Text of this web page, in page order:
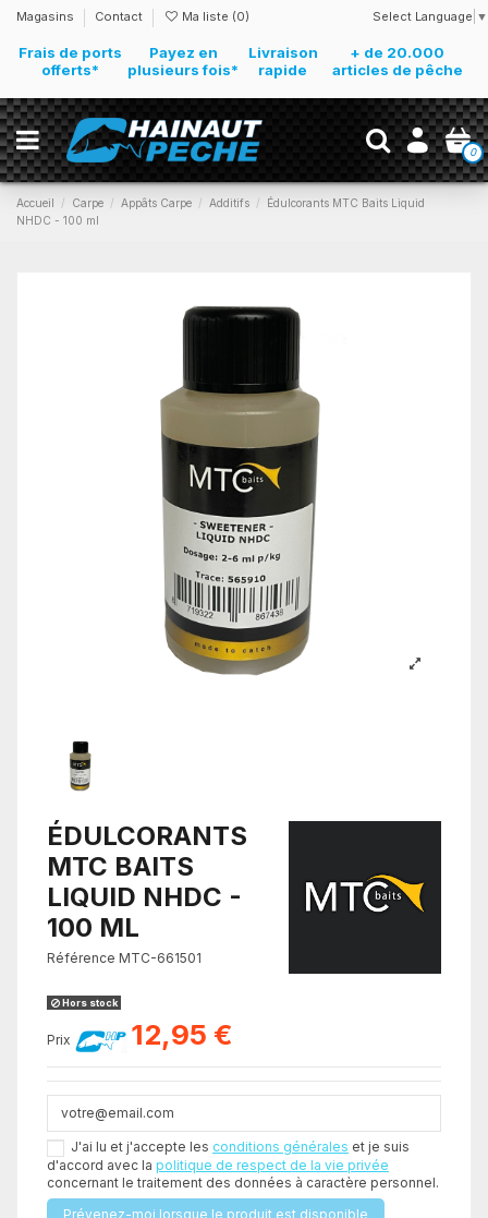
Magasins Contact Ma liste (0) Select Language ▼
Frais de ports
offerts*
Payez en
plusieurs fois*
Livraison
rapide
+ de 20.000
articles de pêche
0
Accueil Carpe Appâts Carpe Additifs
Édulcorants MTC Baits Liquid
NHDC - 100 ml
ÉDULCORANTS
MTC BAITS
LIQUID NHDC -
100 ML
Référence MTC-661501
Hors stock
Prix 12,95 €
J'ai lu et j'accepte les conditions générales et je suis
d'accord avec la politique de respect de la vie privée
concernant le traitement des données à caractère personnel.